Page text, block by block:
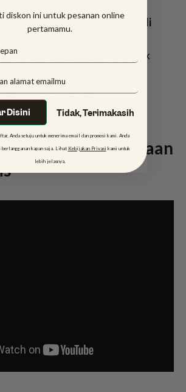
Setiap pickup (dengan
dililit secara manual di
California
output yang sempurna untuk
elektronik tersebut
kayu yang digunakan.
Series: Kemitraan
diskon ini untuk pesanan online
pertamamu.
Disini Tidak, Terimakasih
Anda setuju untuk menerima email dan promosi kami. Anda
berlangganan kapan saja. Lihat Kebijakan Privasi kami untuk
lebih jelasnya.